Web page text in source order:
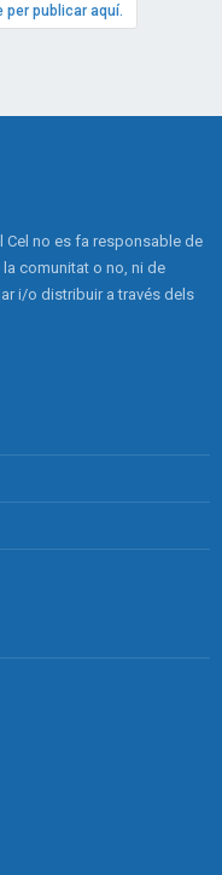
per publicar aquí.
Cel no es fa responsable de
comunitat o no, ni de
i/o distribuir a través dels